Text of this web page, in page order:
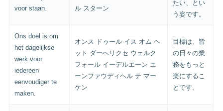
voor staan.
ル スターン
たい、とい
う姿です。
Ons doel is om
het dagelijkse
werk voor
iedereen
eenvoudiger te
maken.
オンス ドゥール イス オム ヘ
ット ダーヘリクセ ウェルク
フォール イーデルエーン エ
ーンファウディヘル テ マー
ケン
目標は、皆
の日々の業
務をもっと
楽にするこ
とです。